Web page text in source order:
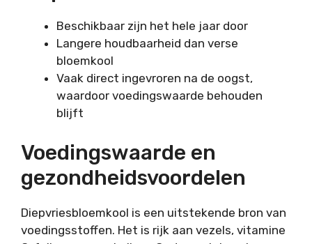
Beschikbaar zijn het hele jaar door
Langere houdbaarheid dan verse
bloemkool
Vaak direct ingevroren na de oogst,
waardoor voedingswaarde behouden
blijft
Voedingswaarde en
gezondheidsvoordelen
Diepvriesbloemkool is een uitstekende bron van
voedingsstoffen. Het is rijk aan vezels, vitamine